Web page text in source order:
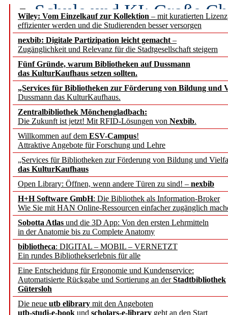
Wiley: Vom Einzelkauf zur Kollektion – mit kuratierten
effizienter werden und die Studierenden besser versorgen
nexbib: Digitale Partizipation leicht gemacht –
Zugänglichkeit und Relevanz für die Stadtgesellschaft steigern
Fünf Gründe, warum Bibliotheken auf Dussmann
das KulturKaufhaus setzen sollten.
„Services für Bibliotheken zur Förderung von Bildung und
Dussmann das KulturKaufhaus.
Zentralbibliothek Mönchengladbach:
Die Zukunft ist jetzt! Mit RFID-Lösungen von Nexbib.
Willkommen auf dem ESV-Campus!
Attraktive Angebote für Forschung und Lehre
„Services für Bibliotheken zur Förderung von Bildung und
das KulturKaufhaus
Open Library: Öffnen, wenn andere Türen zu sind! – nexbib
H+H Software GmbH: Die Bibliothek als Information-Broker
Wie Sie mit HAN Online-Ressourcen einfacher zugänglich
Sobotta Atlas und die 3D App: Von den ersten Lehrmitteln
in der Anatomie bis zu Complete Anatomy
bibliotheca: DIGITAL – MOBIL – VERNETZT
Ein rundes Bibliothekserlebnis für alle
Eine Entscheidung für Ergonomie und Kundenservice:
Automatisierte Rückgabe und Sortierung an derStadtbibliothek
Gütersloh
Die neue utb elibrary mit den Angeboten
utb-studi-e-book und scholars-e-library geht an den Start
Schule und KI: Große
Voraussetzungen
Erfolgreiches erstes
Segment Research –
angepasst
konstruktiv!
Mohr Siebeck
und die Zeitschrift für
Francke Attempto
EBSCO Information
Recherchefunktionen in
Sorbisches Institut neu
Geschichte und